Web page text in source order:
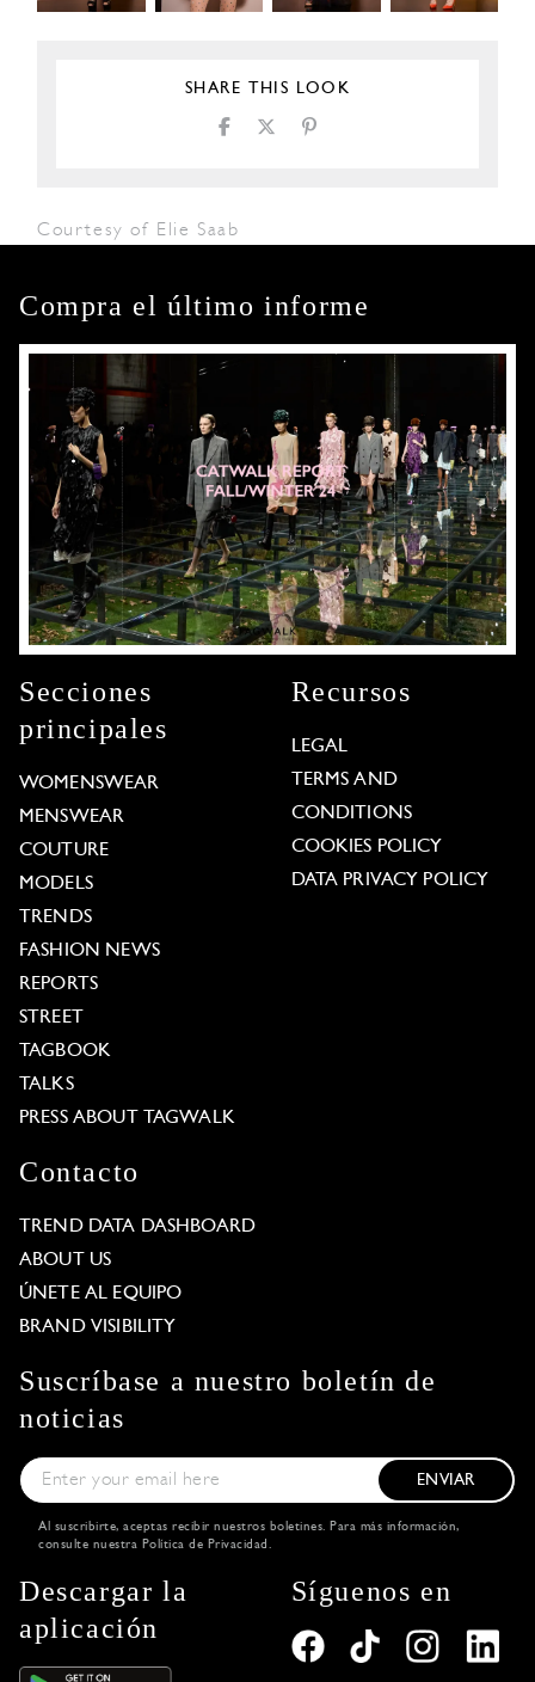
SHARE THIS LOOK
Courtesy of Elie Saab
Compra el último informe
Secciones
principales
WOMENSWEAR
MENSWEAR
COUTURE
MODELS
TRENDS
FASHION NEWS
REPORTS
STREET
TAGBOOK
TALKS
PRESS ABOUT TAGWALK
Recursos
LEGAL
TERMS AND
CONDITIONS
COOKIES POLICY
DATA PRIVACY POLICY
Contacto
TREND DATA DASHBOARD
ABOUT US
ÚNETE AL EQUIPO
BRAND VISIBILITY
Suscríbase a nuestro boletín de
noticias
ENVIAR
Al suscribirte, aceptas recibir nuestros boletines. Para más información,
consulte nuestra Política de Privacidad .
Descargar la
aplicación
Síguenos en